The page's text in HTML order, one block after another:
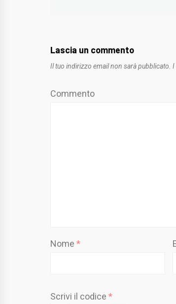
Lascia un commento
Il tuo indirizzo email non sarà pubblicato. I
Commento
Nome *
Scrivi il codice *